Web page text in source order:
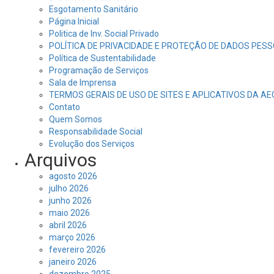
Esgotamento Sanitário
Página Inicial
Politica de Inv. Social Privado
POLÍTICA DE PRIVACIDADE E PROTEÇÃO DE DADOS
Política de Sustentabilidade
Programação de Serviços
Sala de Imprensa
TERMOS GERAIS DE USO DE SITES E APLICATIVOS DA
Contato
Quem Somos
Responsabilidade Social
Evolução dos Serviços
Arquivos
agosto 2026
julho 2026
junho 2026
maio 2026
abril 2026
março 2026
fevereiro 2026
janeiro 2026